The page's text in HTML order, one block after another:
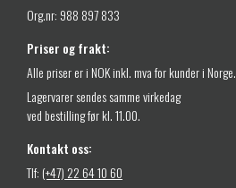
Org.nr: 988 897 833
Priser og frakt:
Alle priser er i NOK inkl. mva for kunder i Norge.
Lagervarer sendes samme virkedag
ved bestilling før kl. 11.00.
Kontakt oss:
Tlf: (+47) 22 64 10 60